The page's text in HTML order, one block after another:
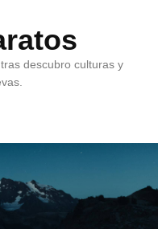
descubro culturas y